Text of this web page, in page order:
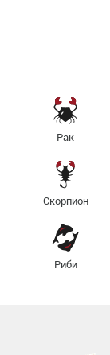
Рак
Скорпион
Риби